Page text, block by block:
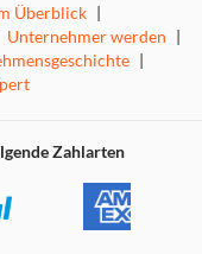
Überblick |
Unternehmer werden |
|
Zahlarten